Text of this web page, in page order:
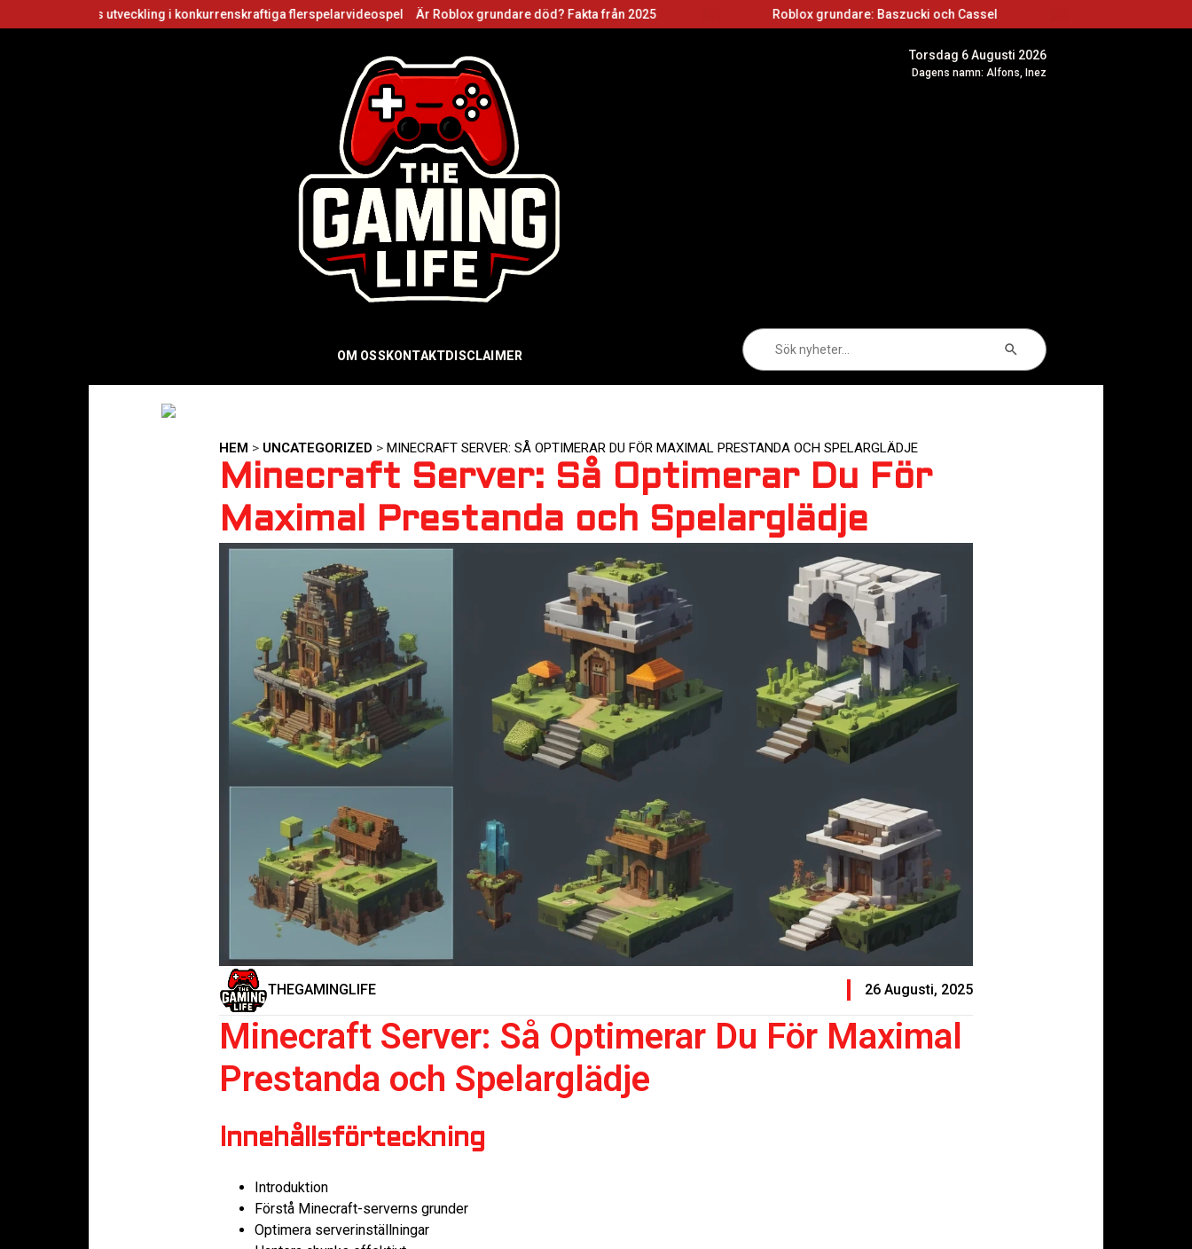
utveckling i konkurrenskraftiga flerspelarvideospel Är Roblox grundare död? Fakta från 2025 Roblox grundare: Baszucki och Cassel
OM OSS KONTAKTDISCLAIMER
Torsdag 6 Augusti 2026
Dagens namn: Alfons, Inez
efter:
Sökknapp
HEM > UNCATEGORIZED > MINECRAFT SERVER: SÅ OPTIMERAR DU FÖR MAXIMAL PRESTANDA OCH SPELARGLÄDJE
Minecraft Server: Så Optimerar Du För
Maximal Prestanda och Spelarglädje
THEGAMINGLIFE 26 Augusti, 2025
Minecraft Server: Så Optimerar Du För Maximal
Prestanda och Spelarglädje
Innehållsförteckning
Introduktion
Förstå Minecraft-serverns grunder
Optimera serverinställningar